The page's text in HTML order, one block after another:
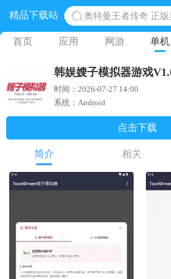
精品下载站
奥特曼王者传奇 正
地铁跑酷体验服国际
网易光遇手游正版
黎明觉醒生机腾讯正
蛋仔派对下载 蛋仔
首页 应用 网游 单机
韩娱嫂子模拟器游戏
时间：2026-07-27 14:00
系统：Android
点击下载
简介 相关